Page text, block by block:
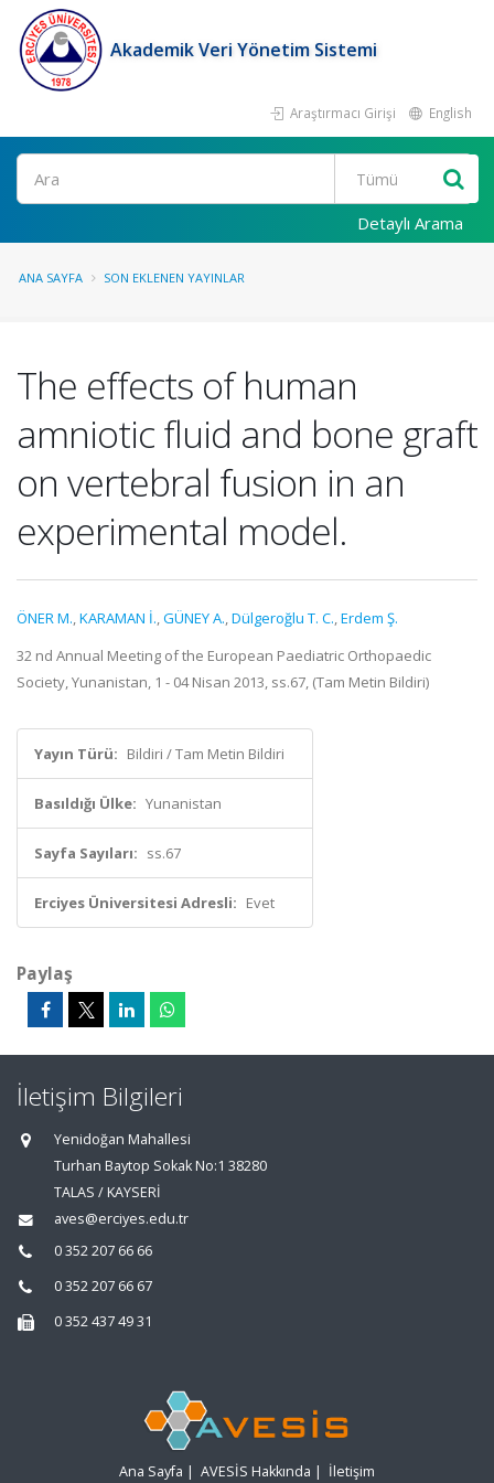
Akademik Veri Yönetim Sistemi
Araştırmacı Girişi English
Ara
Detaylı Arama
ANA SAYFA SON EKLENEN YAYINLAR
The effects of human
amniotic fluid and bone graft
on vertebral fusion in an
experimental model.
ÖNER M.,KARAMAN İ.,GÜNEY A.,Dülgeroğlu T. C.,Erdem Ş.
32 nd Annual Meeting of the European Paediatric Orthopaedic
Society, Yunanistan, 1 - 04 Nisan 2013, ss.67, (Tam Metin Bildiri)
Yayın Türü: Bildiri / Tam Metin Bildiri
Basıldığı Ülke: Yunanistan
Sayfa Sayıları: ss.67
Erciyes Üniversitesi Adresli: Evet
Paylaş
İletişim Bilgileri
Yenidoğan Mahallesi
Turhan Baytop Sokak No:1 38280
TALAS / KAYSERİ
aves@erciyes.edu.tr
0 352 207 66 66
0 352 207 66 67
0 352 437 49 31
Ana Sayfa | AVESİS Hakkında | İletişim